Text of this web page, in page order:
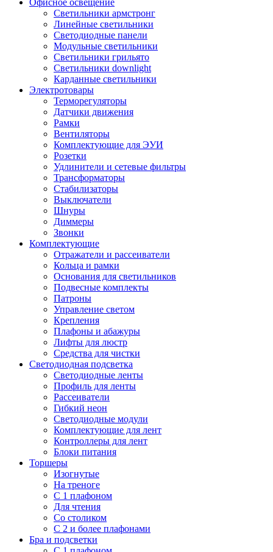
Офисное освещение
Светильники армстронг
Линейные светильники
Светодиодные панели
Модульные светильники
Светильники грильято
Светильники downlight
Карданные светильники
Электротовары
Терморегуляторы
Датчики движения
Рамки
Вентиляторы
Комплектующие для ЭУИ
Розетки
Удлинители и сетевые фильтры
Трансформаторы
Стабилизаторы
Выключатели
Шнуры
Диммеры
Звонки
Комплектующие
Отражатели и рассеиватели
Кольца и рамки
Основания для светильников
Подвесные комплекты
Патроны
Управление светом
Крепления
Плафоны и абажуры
Лифты для люстр
Средства для чистки
Светодиодная подсветка
Светодиодные ленты
Профиль для ленты
Рассеиватели
Гибкий неон
Светодиодные модули
Комплектующие для лент
Контроллеры для лент
Блоки питания
Торшеры
Изогнутые
На треноге
С 1 плафоном
Для чтения
Со столиком
С 2 и более плафонами
Бра и подсветки